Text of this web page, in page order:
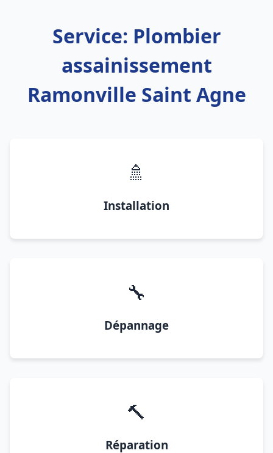
Service: Plombier
assainissement
Ramonville Saint Agne
🚿
Installation
🔧
Dépannage
🔨
Réparation